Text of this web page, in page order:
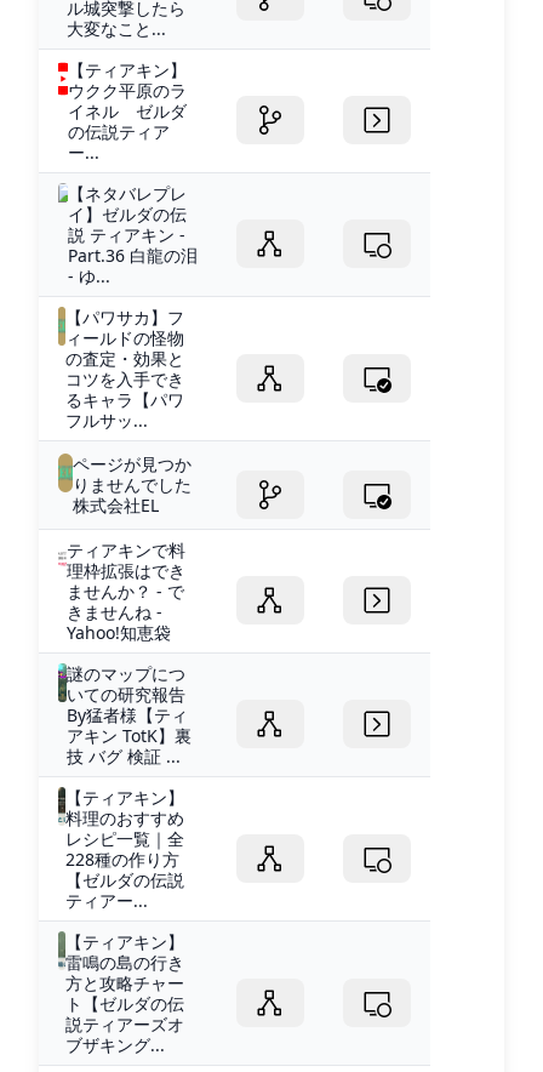
ル城突撃したら
大変なこと...
【ティアキン】
ウクク平原のラ
イネル ゼルダ
の伝説ティア
ー...
【ネタバレプレ
イ】ゼルダの伝
説 ティアキン -
Part.36 白龍の泪
- ゆ...
【パワサカ】フ
ィールドの怪物
の査定・効果と
コツを入手でき
るキャラ【パワ
フルサッ...
ページが見つか
りませんでした
株式会社EL
ティアキンで料
理枠拡張はでき
ませんか？ - で
きませんね -
Yahoo!知恵袋
謎のマップにつ
いての研究報告
By猛者様【ティ
アキン TotK】裏
技 バグ 検証 ...
【ティアキン】
料理のおすすめ
レシピ一覧｜全
228種の作り方
【ゼルダの伝説
ティアー...
【ティアキン】
雷鳴の島の行き
方と攻略チャー
ト【ゼルダの伝
説ティアーズオ
ブザキング...